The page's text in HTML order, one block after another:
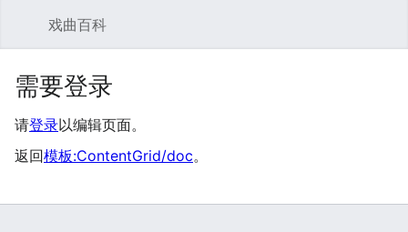
戏曲百科
需要登录
请登录以编辑页面。
返回模板:ContentGrid/doc。